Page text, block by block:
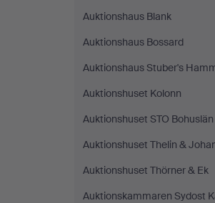
Auktionshaus Blank
Auktionshaus Bossard
Auktionshaus Stuber's
Auktionshuset Kolonn
Auktionshuset STO Bohuslän
Auktionshuset Thelin &
Auktionshuset Thörner & Ek
Auktionskammaren Sydost